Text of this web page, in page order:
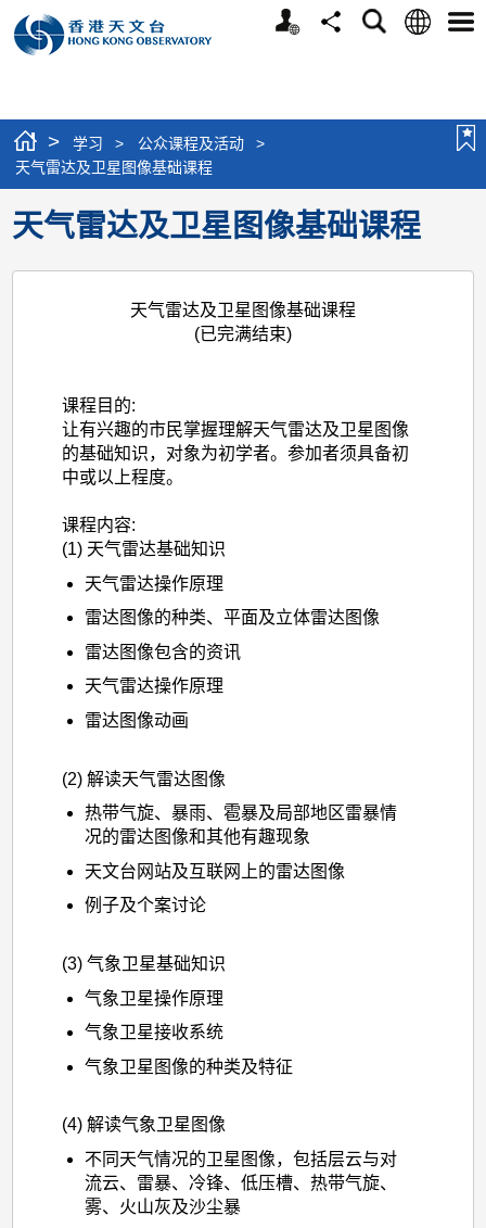
个
分
搜
语
选
> 学习 > 公众课程及活动
>
天气雷达及卫星图像基础课程
天气雷达及卫星图像基础课程
天气雷达及卫星图像基础课程
(已完满结束)
课程目的:
让有兴趣的市民掌握理解天气雷达及卫星图像
的基础知识，对象为初学者。参加者须具备初
中或以上程度。
课程内容:
(1) 天气雷达基础知识
天气雷达操作原理
雷达图像的种类、平面及立体雷达图像
雷达图像包含的资讯
天气雷达操作原理
雷达图像动画
(2) 解读天气雷达图像
热带气旋、暴雨、雹暴及局部地区雷暴情
况的雷达图像和其他有趣现象
天文台网站及互联网上的雷达图像
例子及个案讨论
(3) 气象卫星基础知识
气象卫星操作原理
气象卫星接收系统
气象卫星图像的种类及特征
(4) 解读气象卫星图像
不同天气情况的卫星图像，包括层云与对
流云、雷暴、冷锋、低压槽、热带气旋、
雾、火山灰及沙尘暴